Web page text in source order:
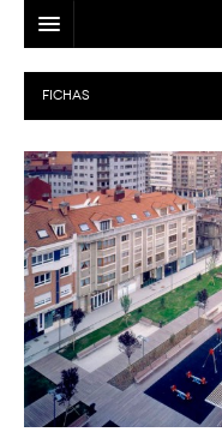
ARQUITECTO
LOCALIZACIÓN
MAPA
USO
EQUIPO
BLOG
CONTACTO
FICHAS